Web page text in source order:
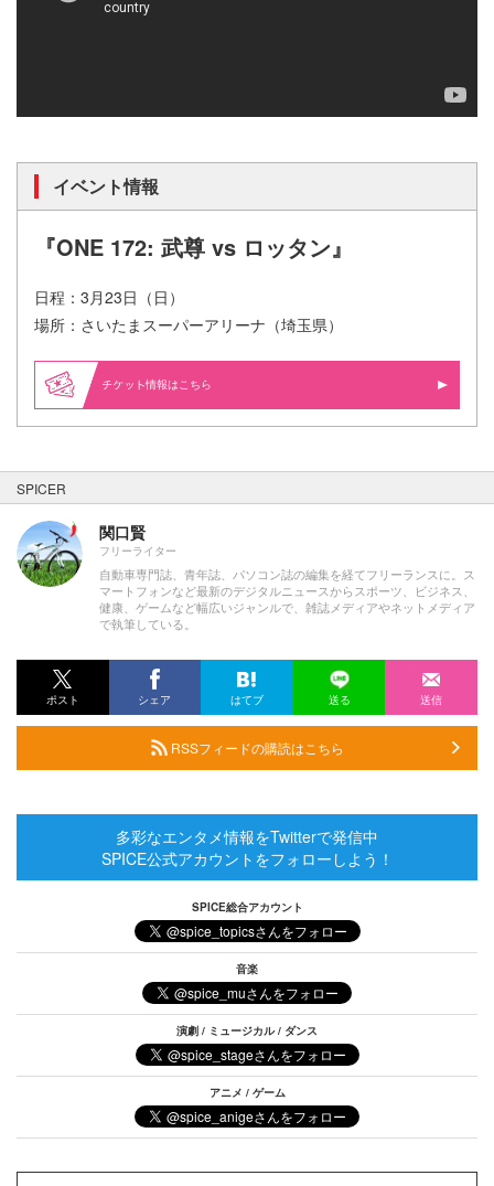
イベント情報
『ONE 172: 武尊 vs ロッタン』
日程：3月23日（日）
場所：さいたまスーパーアリーナ（埼玉県）
情報はこちら
SPICER
関口賢
フリーライター
自動車専門誌、青年誌、パソコン誌の編集を経てフリーランスに。ス
マートフォンなど最新のデジタルニュースからスポーツ、ビジネス、
健康、ゲームなど幅広いジャンルで、雑誌メディアやネットメディア
で執筆している。
ポスト シェア はてブ 送る 送信
RSSフィードの購読はこちら
多彩なエンタメ情報をTwitterで発信中
SPICE公式アカウントをフォローしよう！
SPICE総合アカウント
音楽
演劇 / ミュージカル / ダンス
アニメ / ゲーム